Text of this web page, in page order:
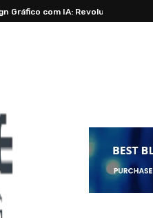
Gráfico com IA: Revolucione Seus...